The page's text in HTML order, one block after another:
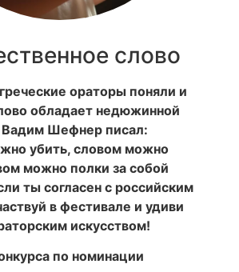
слово
ораторы поняли и
обладает недюжинной
Вадим Шефнер писал:
убить, словом можно
можно полки за собой
ты согласен с российским
в фестивале и удиви
искусством!
по номинации